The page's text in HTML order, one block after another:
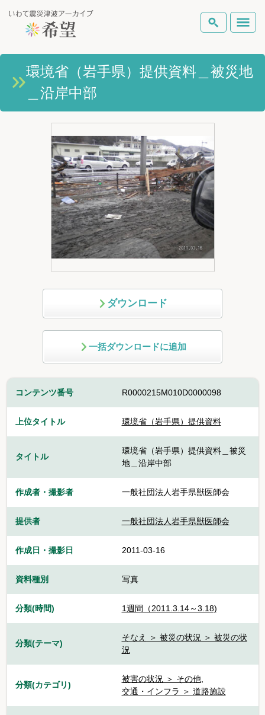
いわて震災津波アーカイブとは
岩手県の被害状況
ピックアップコンテンツ
Foreign Laguage
検索
環境省（岩手県）提供資料＿被災地
＿沿岸中部
ダウンロード
一括ダウンロードに追加
コンテンツ番号 R0000215M010D0000098
上位タイトル 環境省（岩手県）提供資料
タイトル
環境省（岩手県）提供資料＿被災
地＿沿岸中部
作成者・撮影者 一般社団法人岩手県獣医師会
提供者 一般社団法人岩手県獣医師会
作成日・撮影日 2011-03-16
資料種別 写真
分類(時間) 1週間（2011.3.14～3.18)
分類(テーマ)
そなえ ＞ 被災の状況 ＞ 被災の状
況
分類(カテゴリ)
被害の状況 ＞ その他,
交通・インフラ ＞ 道路施設